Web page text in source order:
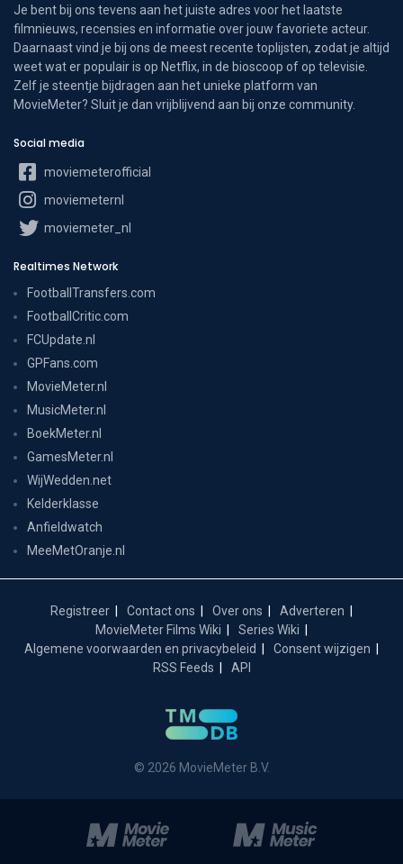
Je bent bij ons tevens aan het juiste adres voor het laatste
filmnieuws, recensies en informatie over jouw favoriete acteur.
Daarnaast vind je bij ons de meest recente toplijsten, zodat je altijd
weet wat er populair is op Netflix, in de bioscoop of op televisie.
Zelf je steentje bijdragen aan het unieke platform van
MovieMeter? Sluit je dan vrijblijvend aan bij onze community.
Social media
moviemeterofficial
moviemeternl
moviemeter_nl
Realtimes Network
FootballTransfers.com
FootballCritic.com
FCUpdate.nl
GPFans.com
MovieMeter.nl
MusicMeter.nl
BoekMeter.nl
GamesMeter.nl
WijWedden.net
Kelderklasse
Anfieldwatch
MeeMetOranje.nl
Registreer Contact ons Over ons
Adverteren
MovieMeter Films Wiki
Series Wiki
Algemene voorwaarden en privacybeleid
Consent wijzigen
RSS Feeds
API
© 2026 MovieMeter B.V.